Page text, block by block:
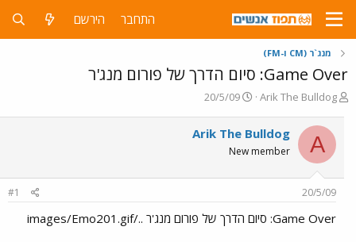
התחבר הירשם
מנג`ר (CM ו-FM)
Game Over: סיום הדרך של פורום מנג'ר
פ
ח
ה
ו
ש
Arik The Bulldog
פ
ס
ם
ת
י
20/5/09
A
Arik The Bulldog
New member
20/5/09
#1
Game Over: סיום הדרך של פורום מנג'ר ../images/Emo201.gif